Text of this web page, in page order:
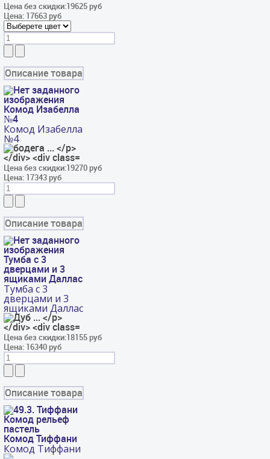
Цена без скидки:19625 руб
Цена: 17663 руб
Описание товара
Комод Изабелла
№4
Комод Изабелла
№4
Цена без скидки:19270 руб
Цена: 17343 руб
Описание товара
Тумба с 3
дверцами и 3
ящиками Даллас
Тумба с 3
дверцами и 3
ящиками Даллас
Цена без скидки:18155 руб
Цена: 16340 руб
Описание товара
Комод Тиффани
Комод Тиффани